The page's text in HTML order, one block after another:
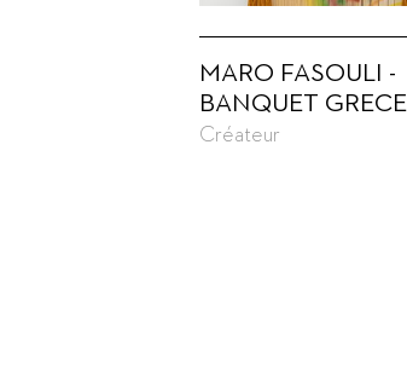
MARO FASOULI -
BANQUET GRECE
Créateur